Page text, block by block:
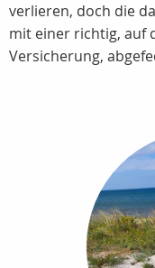
verlieren, doch die
mit einer richtig, auf
Versicherung,